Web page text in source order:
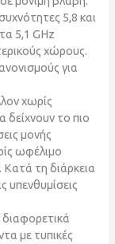
5,8 και
5,1 GHz
χώρους.
για
χωρίς
το πιο
μονής
ωφέλιμο
τη διάρκεια
υπενθυμίσεις
με τυπικές